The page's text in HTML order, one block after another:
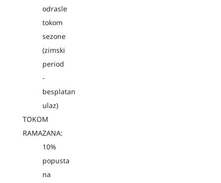
odrasle
tokom
sezone
(zimski
period
-
besplatan
ulaz)
TOKOM
RAMAZANA:
10%
popusta
na